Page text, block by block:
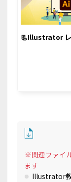
📃Illustrator
※関連ファイ
ます
Illustrator